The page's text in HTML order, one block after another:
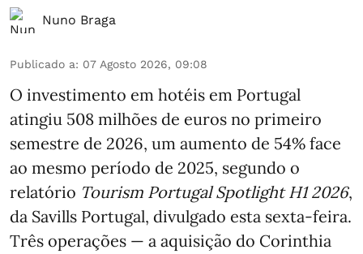
Nuno Braga
Publicado a: 07 Agosto 2026, 09:08
O investimento em hotéis em Portugal
atingiu 508 milhões de euros no primeiro
semestre de 2026, um aumento de 54% face
ao mesmo período de 2025, segundo o
relatório Tourism Portugal Spotlight H1 2026,
da Savills Portugal, divulgado esta sexta-feira.
Três operações — a aquisição do Corinthia